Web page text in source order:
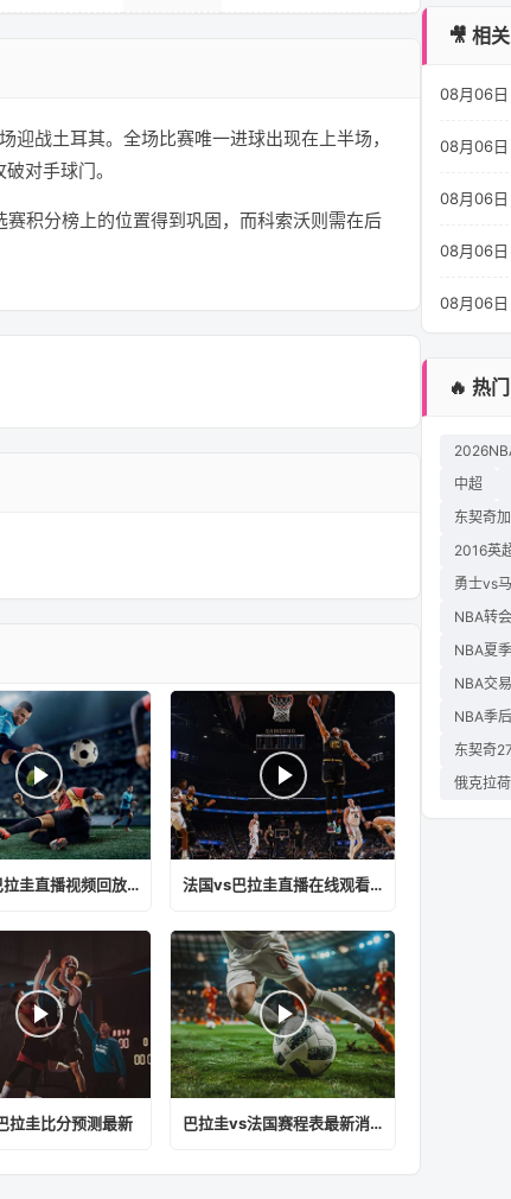
战土耳其。全场比赛唯一进球出现在上半场，
对手球门。
积分榜上的位置得到巩固，而科索沃则需在后
法国vs巴拉圭直播视频回放下载 法国vs巴拉圭直播在线观看高清视频
拉圭比分预测最新 巴拉圭vs法国赛程表最新消息
🎥 相
08月06日
08月06日
08月06日
08月06日
08月06日
🔥 热
中超
东契奇
2016英
勇士vs
NBA转
NBA夏
NBA交易
NBA季
东契奇
俄克拉